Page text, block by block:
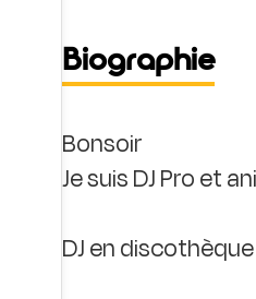
Biographie
Bonsoir
Je suis DJ Pro et
DJ en